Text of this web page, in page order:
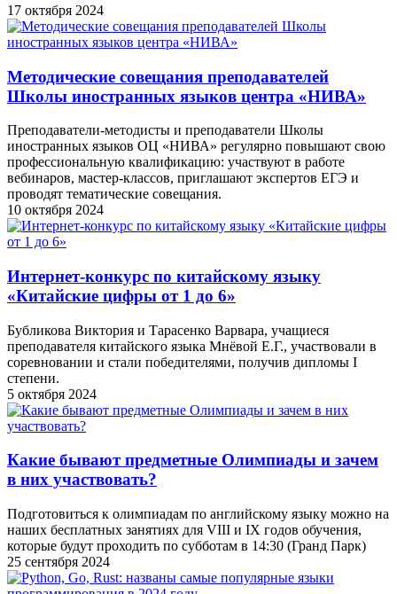
17 октября 2024
Методические совещания преподавателей
Школы иностранных языков центра «НИВА»
Преподаватели-методисты и преподаватели Школы
иностранных языков ОЦ «НИВА» регулярно повышают свою
профессиональную квалификацию: участвуют в работе
вебинаров, мастер-классов, приглашают экспертов ЕГЭ и
проводят тематические совещания.
10 октября 2024
Интернет-конкурс по китайскому языку
«Китайские цифры от 1 до 6»
Бубликова Виктория и Тарасенко Варвара, учащиеся
преподавателя китайского языка Мнёвой Е.Г., участвовали в
соревновании и стали победителями, получив дипломы I
степени.
5 октября 2024
Какие бывают предметные Олимпиады и зачем
в них участвовать?
Подготовиться к олимпиадам по английскому языку можно на
наших бесплатных занятиях для VIII и IX годов обучения,
которые будут проходить по субботам в 14:30 (Гранд Парк)
25 сентября 2024